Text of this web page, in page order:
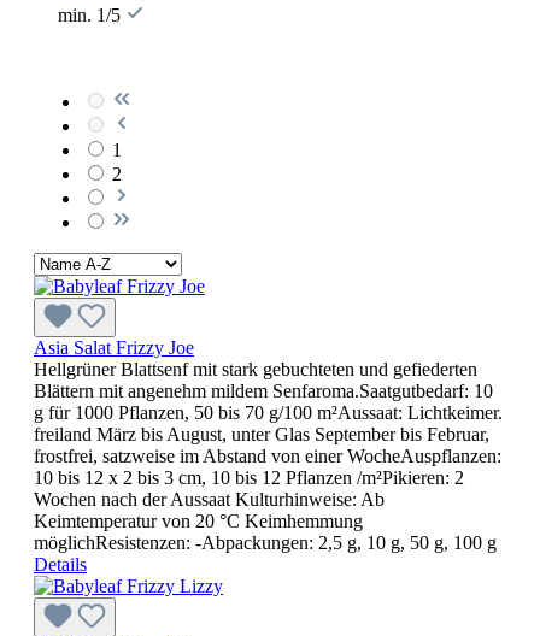
min. 1/5
1
2
Asia Salat Frizzy Joe
Hellgrüner Blattsenf mit stark gebuchteten und gefiederten
Blättern mit angenehm mildem Senfaroma.Saatgutbedarf: 10
g für 1000 Pflanzen, 50 bis 70 g/100 m²Aussaat: Lichtkeimer.
freiland März bis August, unter Glas September bis Februar,
frostfrei, satzweise im Abstand von einer WocheAuspflanzen:
10 bis 12 x 2 bis 3 cm, 10 bis 12 Pflanzen /m²Pikieren: 2
Wochen nach der Aussaat Kulturhinweise: Ab
Keimtemperatur von 20 °C Keimhemmung
möglichResistenzen: -Abpackungen: 2,5 g, 10 g, 50 g, 100 g
Details